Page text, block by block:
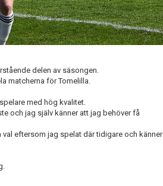
delen av säsongen.
matcherna för Tomelilla.
med hög kvalitet.
och jag själv känner att jag behöver få
eftersom jag spelat där tidigare och känner